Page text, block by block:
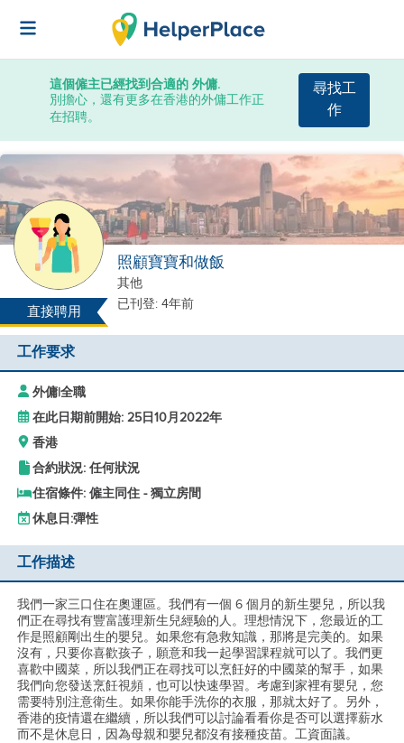
這個僱主已經找到合適的 外傭.
別擔心，還有更多在香港的外傭工作正
在招聘。
尋找工
作
直接聘用
照顧寶寶和做飯
其他
已刊登: 4年前
工作要求
外傭|全職
在此日期前開始: 25日10月2022年
香港
合約狀況: 任何狀況
住宿條件: 僱主同住 - 獨立房間
休息日:彈性
工作描述
我們一家三口住在奧運區。我們有一個 6 個月的新生嬰兒，所以我
們正在尋找有豐富護理新生兒經驗的人。理想情況下，您最近的工
作是照顧剛出生的嬰兒。如果您有急救知識，那將是完美的。如果
沒有，只要你喜歡孩子，願意和我一起學習課程就可以了。我們更
喜歡中國菜，所以我們正在尋找可以烹飪好的中國菜的幫手，如果
我們向您發送烹飪視頻，也可以快速學習。考慮到家裡有嬰兒，您
需要特別注意衛生。如果你能手洗你的衣服，那就太好了。另外，
香港的疫情還在繼續，所以我們可以討論看看你是否可以選擇薪水
而不是休息日，因為母親和嬰兒都沒有接種疫苗。工資面議。